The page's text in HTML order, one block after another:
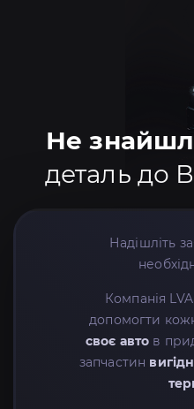
Не
деталь до
Надішліть
Компанія
допомогти
своє авто в
запчастин